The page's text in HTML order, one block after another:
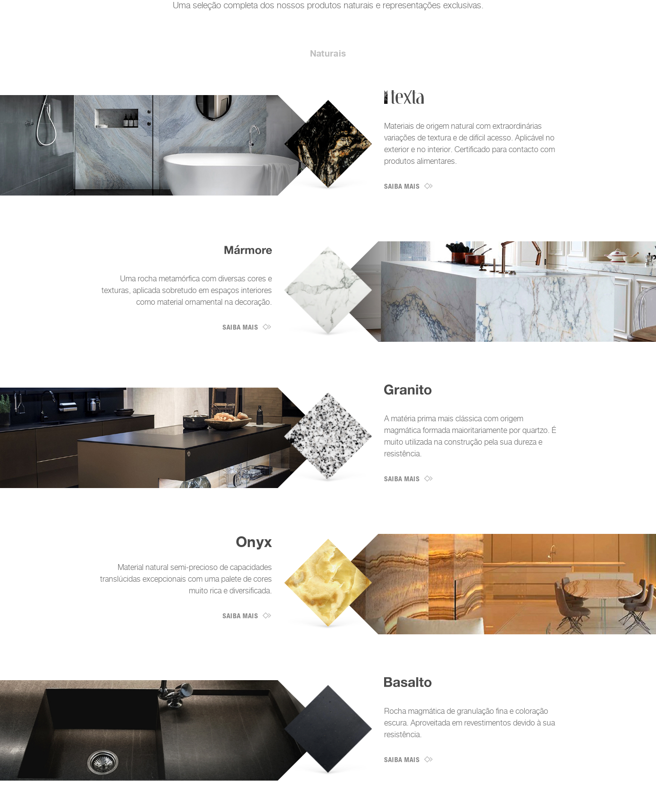
Uma seleção completa dos nossos produtos naturais e representações exclusivas.
Naturais
Materiais de origem natural com extraordinárias
variações de textura e de difícil acesso. Aplicável no
exterior e no interior. Certificado para contacto com
produtos alimentares.
SAIBA MAIS
Uma rocha metamórfica com diversas cores e
texturas, aplicada sobretudo em espaços interiores
como material ornamental na decoração.
SAIBA MAIS
A matéria prima mais clássica com origem
magmática formada maioritariamente por quartzo. É
muito utilizada na construção pela sua dureza e
resistência.
SAIBA MAIS
Onyx
Material natural semi-precioso de capacidades
translúcidas excepcionais com uma palete de cores
muito rica e diversificada.
SAIBA MAIS
Rocha magmática de granulação fina e coloração
escura. Aproveitada em revestimentos devido à sua
resistência.
SAIBA MAIS